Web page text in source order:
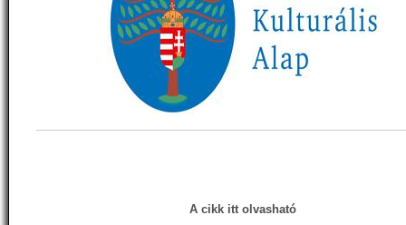
A cikk itt olvasható